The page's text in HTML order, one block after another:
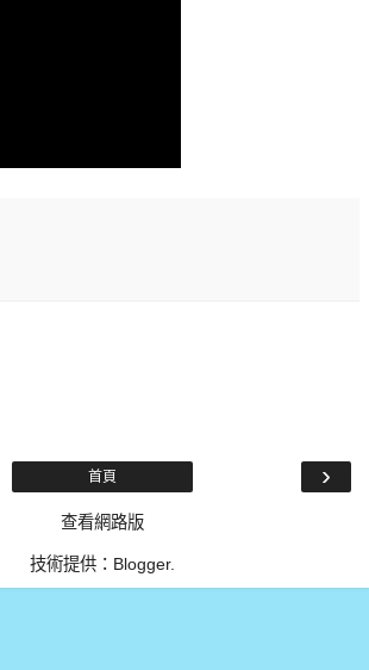
›
首頁
查看網路版
技術提供： Blogger.